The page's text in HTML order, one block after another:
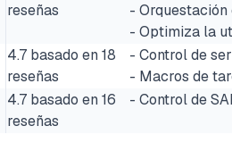
reseñas
- Orquestación
- Optimiza la
4.7 basado en 18
reseñas
- Control de
- Macros de
4.7 basado en 16
reseñas
- Control de